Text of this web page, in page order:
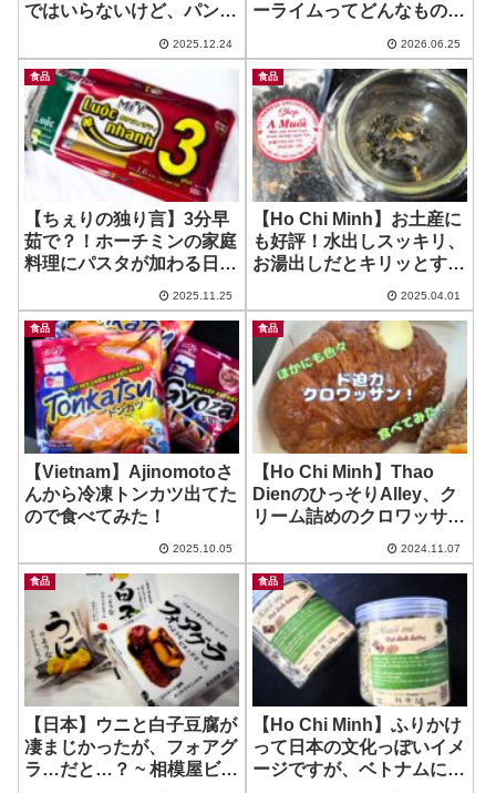
ではいらないけど、パンと
JOURS
2025.12.24
ーライムってどんなもの？
2026.06.25
食品
【ちぇりの独り言】3分早
茹で？！ホーチミンの家庭
料理にパスタが加わる日が
Luoc Nhanh
2025.11.25
食品
【Ho Chi Minh】お土産に
も好評！水出しスッキリ、
お湯出しだとキリッとする
Jasmin Pearl Tea
2025.04.01
食品
【Vietnam】Ajinomotoさ
んから冷凍トンカツ出てた
ので食べてみた！
2025.10.05
食品
【Ho Chi Minh】Thao
DienのひっそりAlley、ク
リーム詰めのクロワッサン
タリアンベーカリー！ ~
Peppe`s Forno
2024.11.07
食品
【日本】ウニと白子豆腐が
凄まじかったが、フォアグ
ラ…だと…？ ~ 相模屋ビヨ
食品
【Ho Chi Minh】ふりかけ
って日本の文化っぽいイメ
ージですが、ベトナムにも